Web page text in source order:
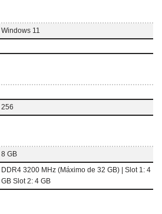
Windows 11
256
8 GB
DDR4 3200 MHz (Máximo de 32 GB) | Slot 1: 4
GB Slot 2: 4 GB